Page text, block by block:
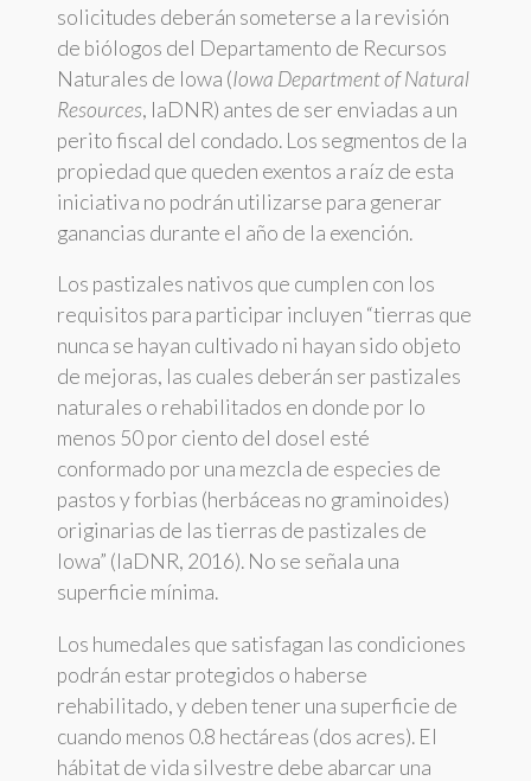
solicitudes deberán someterse a la revisión
de biólogos del Departamento de Recursos
Naturales de Iowa (Iowa Department of Natural
Resources, IaDNR) antes de ser enviadas a un
perito fiscal del condado. Los segmentos de la
propiedad que queden exentos a raíz de esta
iniciativa no podrán utilizarse para generar
ganancias durante el año de la exención.
Los pastizales nativos que cumplen con los
requisitos para participar incluyen “tierras que
nunca se hayan cultivado ni hayan sido objeto
de mejoras, las cuales deberán ser pastizales
naturales o rehabilitados en donde por lo
menos 50 por ciento del dosel esté
conformado por una mezcla de especies de
pastos y forbias (herbáceas no graminoides)
originarias de las tierras de pastizales de
Iowa” (IaDNR, 2016). No se señala una
superficie mínima.
Los humedales que satisfagan las condiciones
podrán estar protegidos o haberse
rehabilitado, y deben tener una superficie de
cuando menos 0.8 hectáreas (dos acres). El
hábitat de vida silvestre debe abarcar una